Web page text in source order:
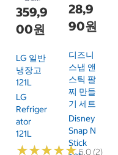
359,9
00원
LG 일반
냉장고
121L
LG
Refriger
Ator
121L
★★★★★
★★★★★5.0 (2)
28,9
90원
디즈니
스냅 앤
스틱 팔
찌 만들
기 세트
Disney
Snap N
Stick